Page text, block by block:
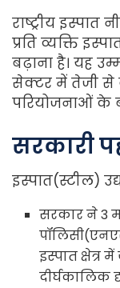
राष्ट्रीय इस्पात
प्रति व्यक्ति
बढ़ाना है। यह
सेक्टर में तेजी से
परियोजनाओं के
सरकारी
इस्पात(स्टील)
सरकार ने 3
इस्पात क्षेत्र
दीर्घकालिक